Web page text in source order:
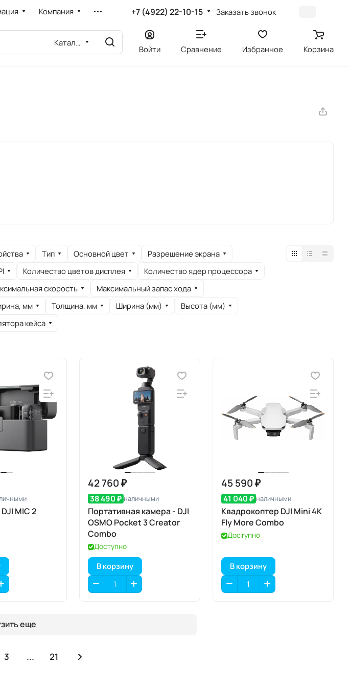
Компания +7 (4922) 22-10-15 Заказать звонок
Каталог
Войти Сравнение Избранное Корзина
Тип Основной цвет
Разрешение экрана
Количество цветов дисплея
Количество ядер процессора
скорость
Максимальный запас хода
мм Толщина, мм Ширина (мм)
Высота (мм)
кейса
MIC 2
42 760 ₽
38 490 ₽ наличными
Портативная камера - DJI
OSMO Pocket 3 Creator
Combo
Доступно
В корзину
45 590 ₽
41 040 ₽ наличными
Квадрокоптер DJI Mini 4K
Fly More Combo
Доступно
В корзину
еще
3 ... 21